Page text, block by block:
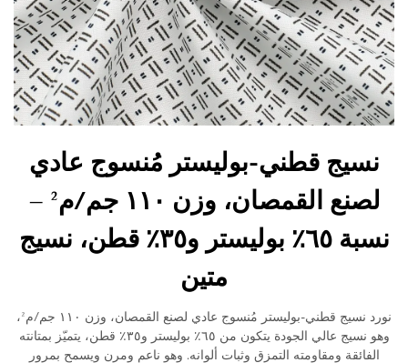
نسيج قطني-بوليستر مُنسوج عادي
لصنع القمصان، وزن ١١٠ جم/م² –
نسبة ٦٥٪ بوليستر و٣٥٪ قطن، نسيج
متين
نورد نسيج قطني-بوليستر مُنسوج عادي لصنع القمصان، وزن ١١٠ جم/م²،
وهو نسيج عالي الجودة يتكون من ٦٥٪ بوليستر و٣٥٪ قطن، يتميّز بمتانته
الفائقة ومقاومته التمزق وثبات ألوانه. وهو ناعم ومرن ويسمح بمرور